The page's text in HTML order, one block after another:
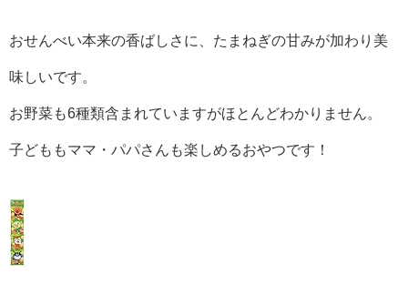
おせんべい本来の香ばしさに、たまねぎの甘みが加わり美
味しいです。
お野菜も6種類含まれていますがほとんどわかりません。
子どももママ・パパさんも楽しめるおやつです！